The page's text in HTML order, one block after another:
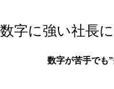
数字に強い社長
数字が苦手でも